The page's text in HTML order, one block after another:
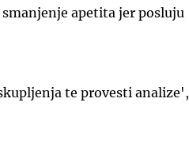
apetita jer posluju
te provesti analize',